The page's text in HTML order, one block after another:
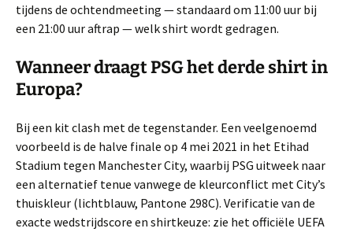
tijdens de ochtendmeeting — standaard om 11:00 uur bij
een 21:00 uur aftrap — welk shirt wordt gedragen.
Wanneer draagt PSG het derde shirt in
Europa?
Bij een kit clash met de tegenstander. Een veelgenoemd
voorbeeld is de halve finale op 4 mei 2021 in het Etihad
Stadium tegen Manchester City, waarbij PSG uitweek naar
een alternatief tenue vanwege de kleurconflict met City’s
thuiskleur (lichtblauw, Pantone 298C). Verificatie van de
exacte wedstrijdscore en shirtkeuze: zie het officiële UEFA